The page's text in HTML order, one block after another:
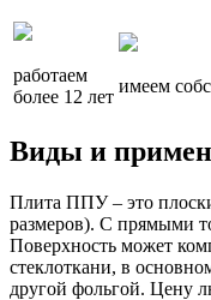
работаем
более 12 лет
имеем
Виды и
Плита ППУ – это
размеров). С прямыми
Поверхность может
стеклоткани, в
другой фольгой. Цену